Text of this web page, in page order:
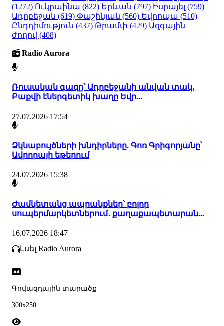
(1272) Ուկրաինա (822) Երևան (797) Իսրայել (759)
Ադրբեջան (619) Փաշինյան (560) Եվրոպա (510)
Ընդդիմություն (437) Թրամփ (429) Ազգային
ժողով (408)
Radio Aurora
Ռուսական գազը՝ Ադրբեջանի անվան տակ.
Բաքվի էներգետիկ խաղը Եվր...
27.07.2026 17:54
Ձկնաբույծների խնդիրները. Գոռ Գրիգորյանը՝
Ավրորայի եթերում
24.07.2026 15:38
Ժամկետանց ապրանքներ՝ բոլոր
սուպերմարկետներում․ քաղաքապետարան...
16.07.2026 18:47
Լսել Radio Aurora
Գովազդային տարածք
300x250